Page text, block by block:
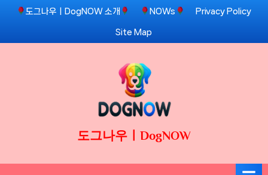
Skip
content
도그나우ㅣDogNOW 소개 NOWs Privacy Policy
Site Map
도그나우ㅣDogNOW